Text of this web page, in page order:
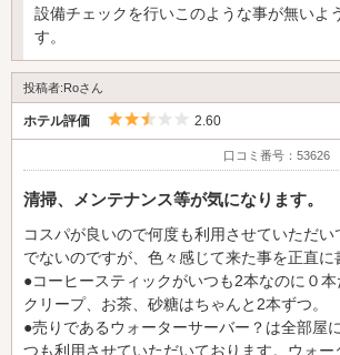
設備チェックを行いこのような事が無いよ
す。
投稿者:Roさん
ホテル評価 5つ星のうち2.5
2.60
口コミ番号：53626
清掃、メンテナンス等が気になります。
コスパが良いので何度も利用させていただ
でないのですが、色々感じて来た事を正直に
●コーヒースティックがいつも2本なのに０
クリープ、お茶、砂糖はちゃんと2本ずつ。
●売りであるウォーターサーバー？は全部屋
つも利用させていただいております。ウォー